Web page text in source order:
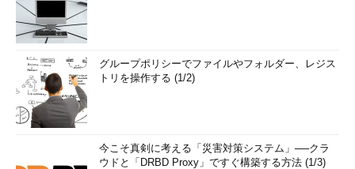
グループポリシーでファイルやフォルダー、レジス
トリを操作する (1/2)
今こそ真剣に考える「災害対策システム」──クラ
ウドと「DRBD Proxy」ですぐ構築する方法 (1/3)